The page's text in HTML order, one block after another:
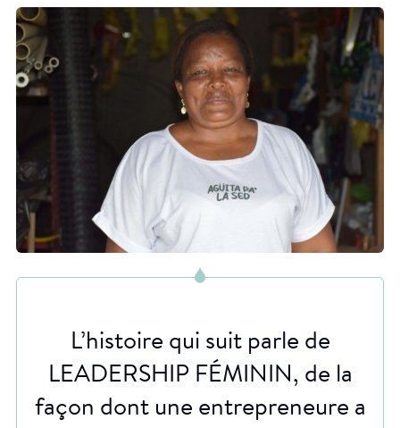
L’histoire qui suit parle de
LEADERSHIP FÉMININ, de la
façon dont une entrepreneure a